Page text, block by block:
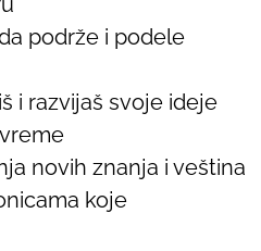
podrže i podele
i razvijaš svoje ideje
novih znanja i veština
koje